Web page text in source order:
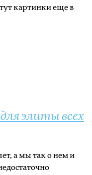
картинки еще в
элиты всех
а мы так о нем и